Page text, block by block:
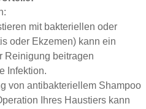
mit bakteriellen oder
oder Ekzemen) kann ein
Reinigung beitragen
Infektion.
von antibakteriellem Shampoo
Ihres Haustiers kann